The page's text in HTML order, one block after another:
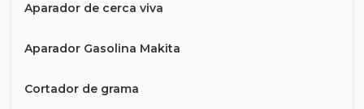
Aparador de cerca viva
Aparador Gasolina Makita
Cortador de grama